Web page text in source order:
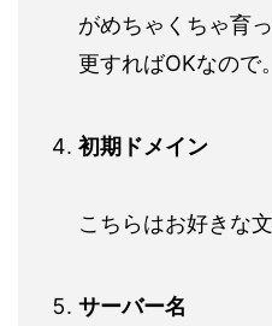
がめちゃくちゃ育
更すればOKなので。
初期ドメイン
こちらはお好きな
サーバー名